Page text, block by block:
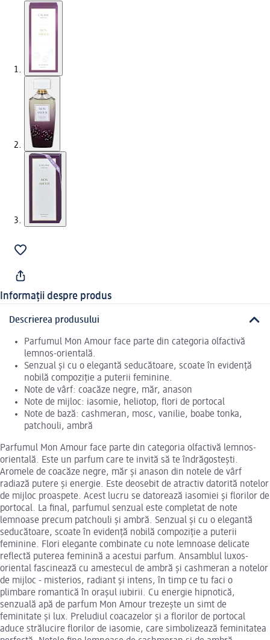
Informații despre produs
Descrierea produsului
Parfumul Mon Amour face parte din categoria olfactivă
lemnos-orientală.
Senzual și cu o elegantă seducătoare, scoate în evidență
nobilă compoziție a puterii feminine.
Note de vârf: coacăze negre, măr, anason
Note de mijloc: iasomie, heliotop, flori de portocal
Note de bază: cashmeran, mosc, vanilie, boabe tonka,
patchouli, ambră
Parfumul Mon Amour face parte din categoria olfactivă lemnos-
orientală. Este un parfum care te invită să te îndrăgostești.
Aromele de coacăze negre, măr și anason din notele de vârf
radiază putere și energie. Este deosebit de atractiv datorită notelor
de mijloc proaspete. Acest lucru se datorează iasomiei și florilor de
portocal. La final, parfumul senzual este completat de note
lemnoase precum patchouli și ambră. Senzual și cu o elegantă
seducătoare, scoate în evidență nobilă compoziție a puterii
feminine. Flori elegante combinate cu note lemnoase delicate
reflectă puterea feminină a acestui parfum. Ansamblul luxos-
oriental fascinează cu amestecul de ambră și cashmeran a notelor
de mijloc - misterios, radiant și intens, în timp ce tu faci o
plimbare romantică în orașul iubirii. Cu energie hipnotică,
senzuală apă de parfum Mon Amour trezește un simt de
feminitate și lux. Preludiul coacazelor și a florilor de portocal
aduce strălucire florilor de iasomie, care simbolizează feminitatea